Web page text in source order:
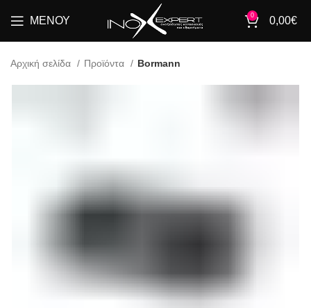
ΜΕΝΟΎ 0 0,00€
Αρχική σελίδα Προϊόντα Bormann